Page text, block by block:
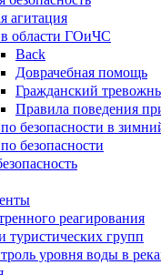
агитация
области ГОиЧС
Back
Доврачебная помощь
Гражданский
Правила поведения
безопасности в
безопасности
реагирования
туристических групп
уровня воды в